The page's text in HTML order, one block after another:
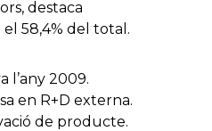
destaca
58,4% del total.
l’any 2009.
en R+D externa.
de producte.